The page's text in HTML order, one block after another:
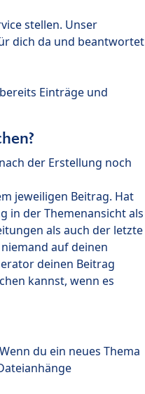
stellen. Unser
dich da und beantwortet
Einträge und
der Erstellung noch
jeweiligen Beitrag. Hat
in der Themenansicht als
als auch der letzte
auf deinen
deinen Beitrag
kannst, wenn es
du ein neues Thema